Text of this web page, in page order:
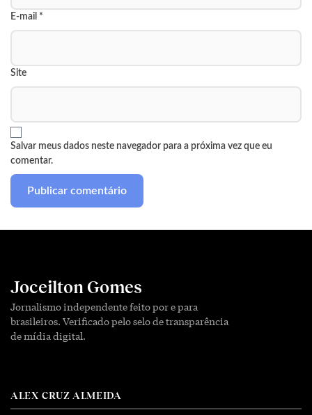
E-mail *
Site
Salvar meus dados neste navegador para a próxima vez que eu
comentar.
Joceilton Gomes
Jornalismo independente feito por e para
brasileiros. Verificado pelo selo de transparência
de mídia digital.
ALEX CRUZ ALMEIDA